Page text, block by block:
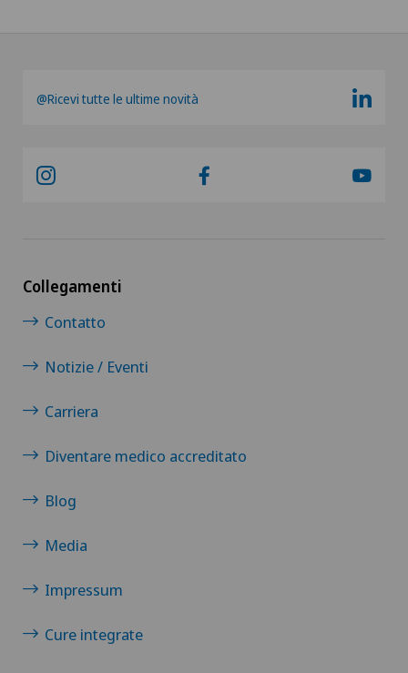
@Ricevi tutte le ultime novità
Collegamenti
Contatto
Notizie / Eventi
Carriera
Diventare medico accreditato
Blog
Media
Impressum
Cure integrate